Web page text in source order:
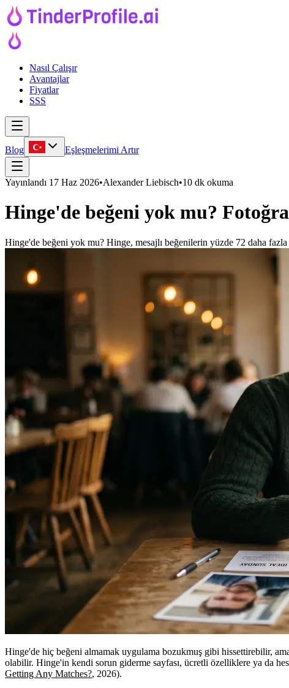
Nasıl Çalışır
Avantajlar
Fiyatlar
SSS
Blog Eşleşmelerimi Artır
Yayınlandı 17 Haz 2026•Alexander Liebisch•10 dk okuma
Hinge'de beğeni yok mu?
Hinge'de beğeni yok mu? Hinge, mesajlı beğenilerin yüzde 72 daha
Hinge'de hiç beğeni almamak uygulama bozukmuş gibi hissettirebilir,
olabilir. Hinge'in kendi sorun giderme sayfası, ücretli özelliklere ya da
Getting Any Matches?, 2026).